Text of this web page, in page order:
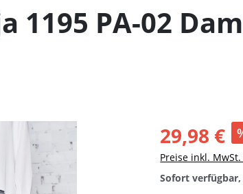
1195 PA-02
29,98 €
Preise inkl.
Sofort